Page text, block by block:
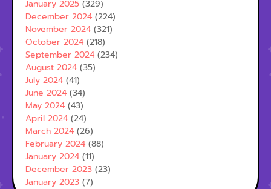
January 2025 (329)
December 2024 (224)
November 2024 (321)
October 2024 (218)
September 2024 (234)
August 2024 (35)
July 2024 (41)
June 2024 (34)
May 2024 (43)
April 2024 (24)
March 2024 (26)
February 2024 (88)
January 2024 (11)
December 2023 (23)
January 2023 (7)